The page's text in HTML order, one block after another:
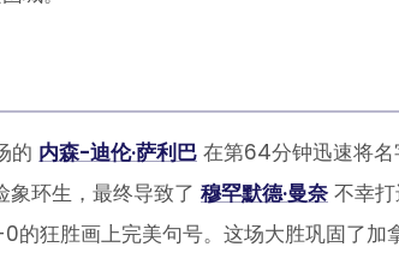
的 内森-迪伦·萨利巴 在第64分钟迅速将
象环生，最终导致了 穆罕默德·曼奈 不幸
狂胜画上完美句号。这场大胜巩固了